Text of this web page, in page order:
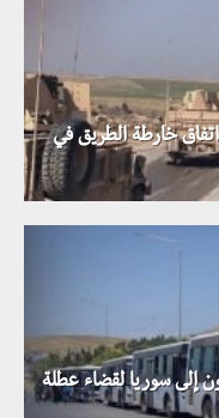
خارطة الطريق في
إلى سوريا لقضاء عطلة